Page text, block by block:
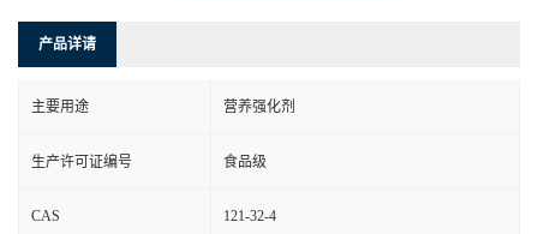
产品详请
主要用途 营养强化剂
生产许可证编号 食品级
CAS 121-32-4